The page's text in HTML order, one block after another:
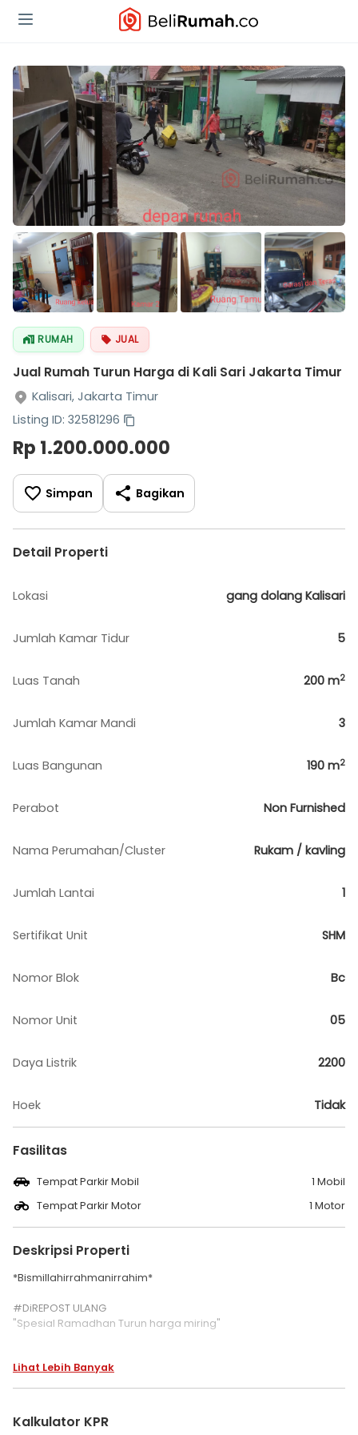
RUMAH JUAL
Jual Rumah Turun Harga di Kali Sari Jakarta Timur
Kalisari, Jakarta Timur
Listing ID: 32581296
Rp 1.200.000.000
Simpan Bagikan
Detail Properti
Lokasi gang dolang Kalisari
Jumlah Kamar Tidur 5
Luas Tanah 200 m2
Jumlah Kamar Mandi 3
Luas Bangunan 190 m2
Perabot Non Furnished
Nama Perumahan/Cluster Rukam / kavling
Jumlah Lantai 1
Sertifikat Unit SHM
Nomor Blok Bc
Nomor Unit 05
Daya Listrik 2200
Hoek Tidak
Fasilitas
Tempat Parkir Mobil
1 Mobil
Tempat Parkir Motor
1 Motor
Deskripsi Properti
*Bismillahirrahmanirrahim*
#DiREPOST ULANG
"Spesial Ramadhan Turun harga miring"
Kamar Mandi 3
Lihat Lebih Banyak
Kalkulator KPR